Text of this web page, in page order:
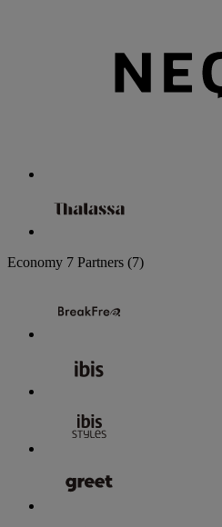
Economy 7 Partners (7)